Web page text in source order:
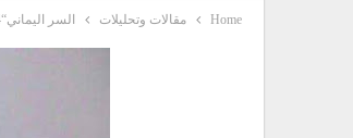
Home مقالات وتحليلات السر اليماني“4“..!